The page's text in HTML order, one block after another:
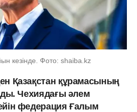
кезінде. Фото: shaiba.kz
Қазақстан құрамасының
Чехиядағы әлем
федерация Ғалым